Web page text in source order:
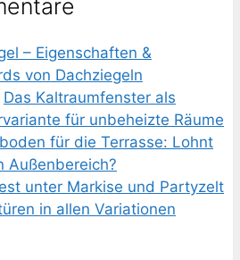
– Eigenschaften &
von Dachziegeln
Das Kaltraumfenster als
für unbeheizte Räume
für die Terrasse: Lohnt
Außenbereich?
unter Markise und Partyzelt
in allen Variationen